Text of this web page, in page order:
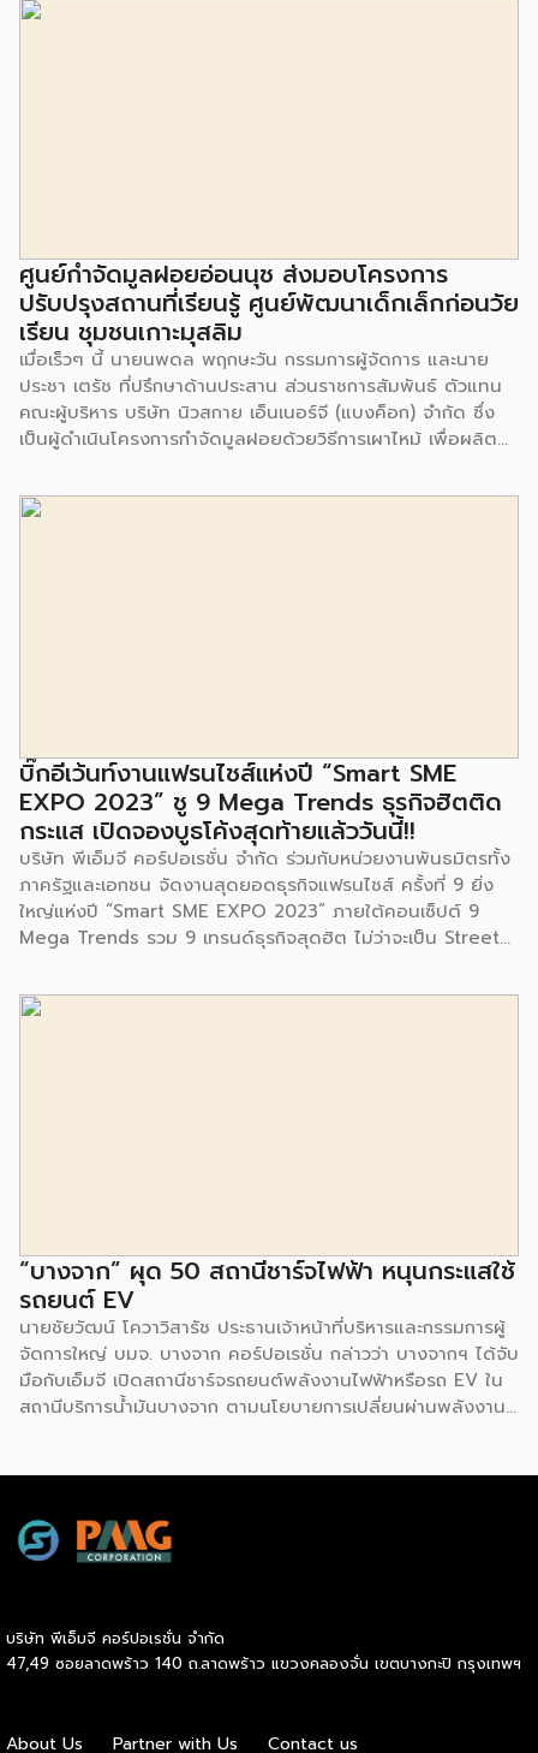
ศูนย์กำจัดมูลฝอยอ่อนนุช ส่งมอบโครงการ
ปรับปรุงสถานที่เรียนรู้ ศูนย์พัฒนาเด็กเล็กก่อนวัย
เรียน ชุมชนเกาะมุสลิม
เมื่อเร็วๆ นี้ นายนพดล พฤกษะวัน กรรมการผู้จัดการ และนาย
ประชา เตรัช ที่ปรึกษาด้านประสาน ส่วนราชการสัมพันธ์ ตัวแทน
คณะผู้บริหาร บริษัท นิวสกาย เอ็นเนอร์จี (แบงค็อก) จํากัด ซึ่ง
เป็นผู้ดำเนินโครงการกำจัดมูลฝอยด้วยวิธีการเผาไหม้ เพื่อผลิต
มูลฝอยอ่อนนุช เป็นประธานในพิธีส่งมอบโครงการปรับปรุงสถาน
ที่เรียนรู้ ศูนย์พัฒนาเด็กเล็ก ก่อนวัยเรียน ชุมชนเกาะมุสลิม แขวง
จนประชาชนในชุมชนและพื้นที่ใกล้เคียง รวมถึงคณะครู ผู้ปกครอง
และนักเรียนจากศูนย์พัฒนาเด็กเล็กก่อนวัยเรียน ชุมชนเกาะมุสลิม
ร่วมเป็นเกียรติในพิธีดังกล่าว โครงการกำจัดมูลฝอยด้วยวิธีการ
เผาไหม้ฯ ยังมีกิจกรรมเพื่อสังคมหรือ CSR อื่นๆ อีกมากมาย กับ
ชุมชนรอบๆ พื้นที่โครงการอย่างต่อเนื่อง อาทิ การลงพื้นที่
ประชาสัมพันธ์ […]
บิ๊กอีเว้นท์งานแฟรนไชส์แห่งปี “Smart SME
EXPO 2023” ชู 9 Mega Trends ธุรกิจฮิตติด
กระแส เปิดจองบูธโค้งสุดท้ายแล้ววันนี้!!
บริษัท พีเอ็มจี คอร์ปอเรชั่น จำกัด ร่วมกับหน่วยงานพันธมิตรทั้ง
ภาครัฐและเอกชน จัดงานสุดยอดธุรกิจแฟรนไชส์ ครั้งที่ 9 ยิ่ง
ใหญ่แห่งปี “Smart SME EXPO 2023” ภายใต้คอนเซ็ปต์ 9
Mega Trends รวม 9 เทรนด์ธุรกิจสุดฮิต ไม่ว่าจะเป็น Street
Trends, Coffee & Beverage Trends, Education Trends,
Health & Wellness Trends, E-Commerce Trends,
“บางจาก” ผุด 50 สถานีชาร์จไฟฟ้า หนุนกระแสใช้
รถยนต์ EV
นายชัยวัฒน์ โควาวิสารัช ประธานเจ้าหน้าที่บริหารและกรรมการผู้
จัดการใหญ่ บมจ. บางจาก คอร์ปอเรชั่น กล่าวว่า บางจากฯ ได้จับ
มือกับเอ็มจี เปิดสถานีชาร์จรถยนต์พลังงานไฟฟ้าหรือรถ EV ใน
สถานีบริการน้ำมันบางจาก ตามนโยบายการเปลี่ยนผ่านพลังงาน
สถานีบริการน้ำมันบางจากมีสถานีชาร์จรถ EV ทั้งในกรุงเทพฯ
และต่างจังหวัด ครอบคลุมทั่วประเทศ .โดยความร่วมมือครั้งนี้
สถานีชาร์จรถยนต์ไฟฟ้า “MG Super Charge” ในสถานีบริการ
น้ำมันบางจาก ครอบคลุมทั้งในเขตกรุงเทพฯ นนทบุรีและ
บริษัท พีเอ็มจี คอร์ปอเรชั่น จำกัด
47,49 ซอยลาดพร้าว 140 ถ.ลาดพร้าว แขวงคลองจั่น เขตบางกะปิ กรุงเทพฯ
About Us Partner with Us Contact us